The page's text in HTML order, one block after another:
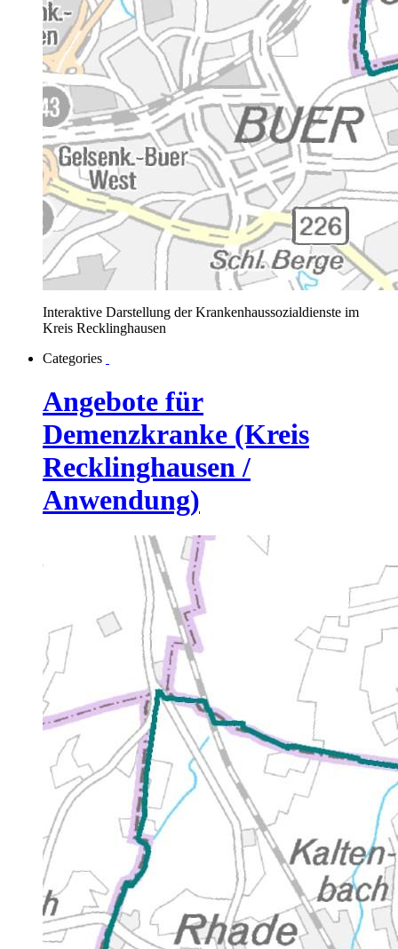
Interaktive Darstellung der Krankenhaussozialdienste im
Kreis Recklinghausen
Categories
Angebote für
Demenzkranke (Kreis
Recklinghausen /
Anwendung)